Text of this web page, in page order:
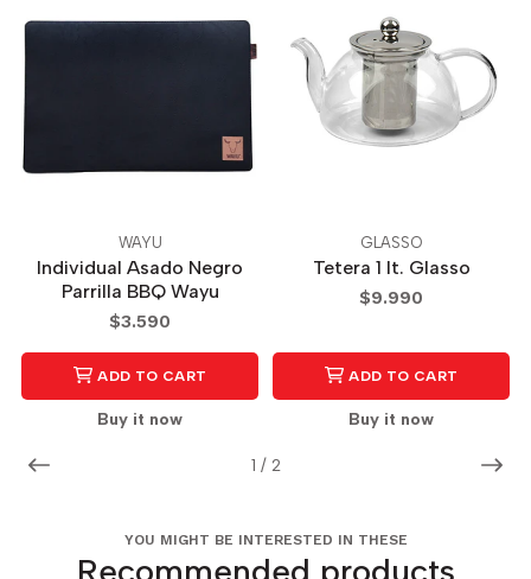
1 / 2
WAYU
Individual Asado Negro
Parrilla BBQ Wayu
$3.590
ADD TO CART
Buy it now
GLASSO
Tetera 1 lt. Glasso
$9.990
ADD TO CART
Buy it now
YOU MIGHT BE INTERESTED IN THESE
Recommended products